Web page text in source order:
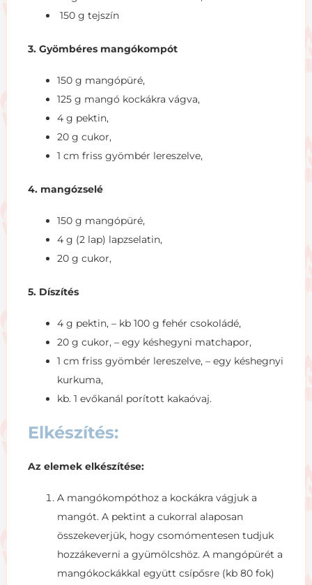
150 g tejszín
3. Gyömbéres mangókompót
150 g mangópüré,
125 g mangó kockákra vágva,
4 g pektin,
20 g cukor,
1 cm friss gyömbér lereszelve,
4. mangózselé
150 g mangópüré,
4 g (2 lap) lapzselatin,
20 g cukor,
5. Díszítés
4 g pektin, – kb 100 g fehér csokoládé,
20 g cukor, – egy késhegyni matchapor,
1 cm friss gyömbér lereszelve, – egy késhegnyi
kurkuma,
kb. 1 evőkanál porított kakaóvaj.
Elkészítés:
Az elemek elkészítése:
A mangókompóthoz a kockákra vágjuk a
mangót. A pektint a cukorral alaposan
összekeverjük, hogy csomómentesen tudjuk
hozzákeverni a gyümölcshöz. A mangópürét a
mangókockákkal együtt csípősre (kb 80 fok)